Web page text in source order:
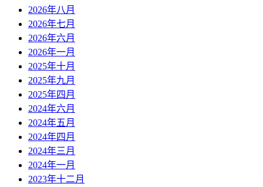
2026年八月
2026年七月
2026年六月
2026年一月
2025年十月
2025年九月
2025年四月
2024年六月
2024年五月
2024年四月
2024年三月
2024年一月
2023年十二月